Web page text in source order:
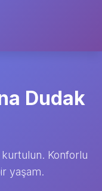
Dudak
kurtulun. Konforlu
yaşam.